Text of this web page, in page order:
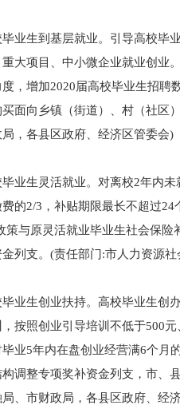
生到基层就业。引导高校毕业
大项目、中小微企业就业创业
，增加2020届高校毕业生招
面向乡镇（街道）、村（社区
，各县区政府、经济区管委会)
生灵活就业。对离校2年内未
的2/3，补贴期限最长不超过
策与原灵活就业毕业生社会保
列支。(责任部门:市人力资源
生创业扶持。高校毕业生创办
按照创业引导培训不低于500
业5年内在盘创业经营满6个月
调整专项奖补资金列支，市、
、市财政局，各县区政府、经